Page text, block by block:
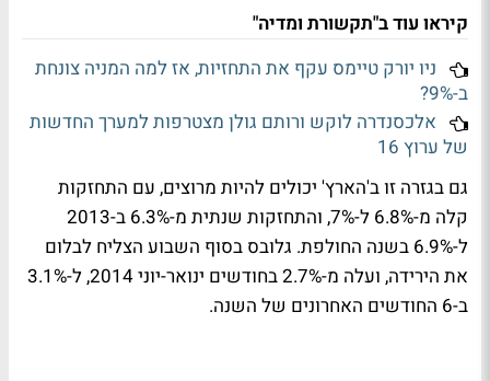
קיראו עוד ב"תקשורת ומדיה"
ניו יורק טיימס עקף את התחזיות, אז למה המניה צונחת
ב-9%?
אלכסנדרה לוקש ורותם גולן מצטרפות למערך החדשות
של ערוץ 16
גם בגזרה זו ב'הארץ' יכולים להיות מרוצים, עם התחזקות
קלה מ-6.8% ל-7%, והתחזקות שנתית מ-6.3% ב-2013
ל-6.9% בשנה החולפת. גלובס בסוף השבוע הצליח לבלום
את הירידה, ועלה מ-2.7% בחודשים ינואר-יוני 2014, ל-3.1%
ב-6 החודשים האחרונים של השנה.